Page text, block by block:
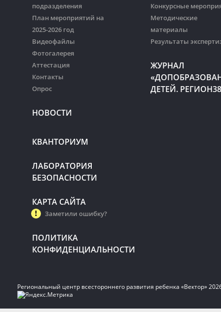
подразделения
План мероприятий на
2025-2026 год
Видеофайлы
Фотогалерея
Аттестация
Контакты
Опрос
НОВОСТИ
Конкурсные
Методические
материалы
Результаты
ЖУРНАЛ
ДЕТЕЙ.
КВАНТОРИУМ
ЛАБОРАТОРИЯ
БЕЗОПАСНОСТИ
КАРТА САЙТА
Заметили ошибку?
ПОЛИТИКА
КОНФИДЕНЦИАЛЬНОСТИ
Региональный центр всестороннего развития ребенка «Вектор»